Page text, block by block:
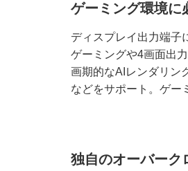
ゲーミング環境に
ディスプレイ出力端子
ゲーミングや4画面出
画期的なAIレンダリン
などをサポート。ゲー
独自のオーバーク